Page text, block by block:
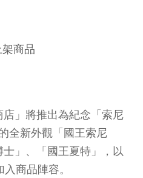
商品
」將推出為紀念「索尼
全新外觀「國王索尼
」、「國王夏特」，以
商品陣容。